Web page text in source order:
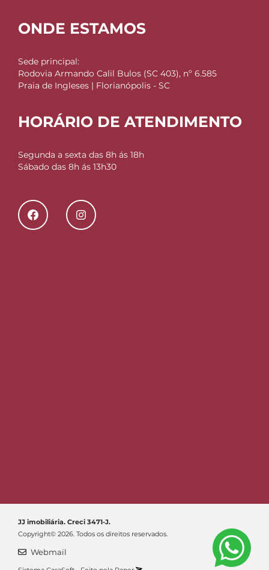
ONDE ESTAMOS
Sede principal:
Rodovia Armando Calil Bulos (SC 403), nº 6.585
Praia de Ingleses | Florianópolis - SC
HORÁRIO DE ATENDIMENTO
Segunda a sexta das 8h ás 18h
Sábado das 8h ás 13h30
JJ imobiliária. Creci 3471-J.
Copyright© 2026. Todos os direitos reservados.
Webmail